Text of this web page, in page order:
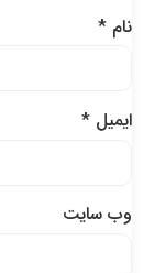
نام*
ایمیل*
وب‌ سایت